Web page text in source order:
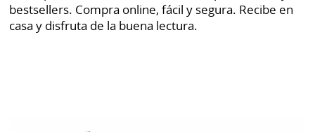
bestsellers. Compra online, fácil y segura. Recibe en
casa y disfruta de la buena lectura.